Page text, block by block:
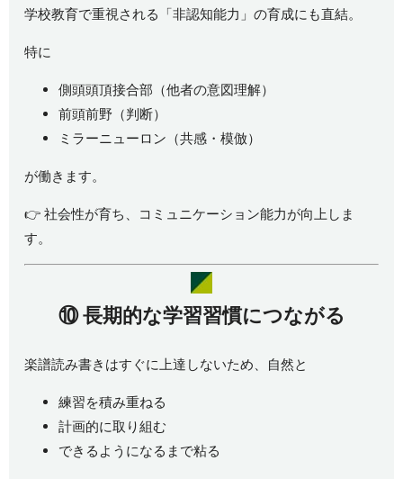
学校教育で重視される「非認知能力」の育成にも直結。
特に
側頭頭頂接合部（他者の意図理解）
前頭前野（判断）
ミラーニューロン（共感・模倣）
が働きます。
👉 社会性が育ち、コミュニケーション能力が向上しま
す。
⑩長期的な学習習慣につながる
楽譜読み書きはすぐに上達しないため、自然と
練習を積み重ねる
計画的に取り組む
できるようになるまで粘る